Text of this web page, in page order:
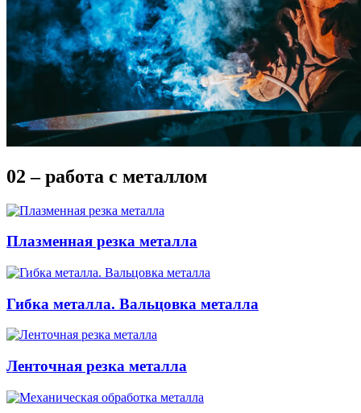
02 – работа с металлом
Плазменная резка металла
Гибка металла. Вальцовка металла
Ленточная резка металла